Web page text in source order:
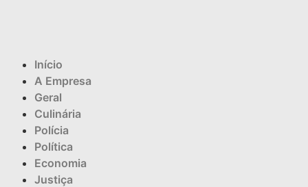
Início
A Empresa
Geral
Culinária
Polícia
Política
Economia
Justiça